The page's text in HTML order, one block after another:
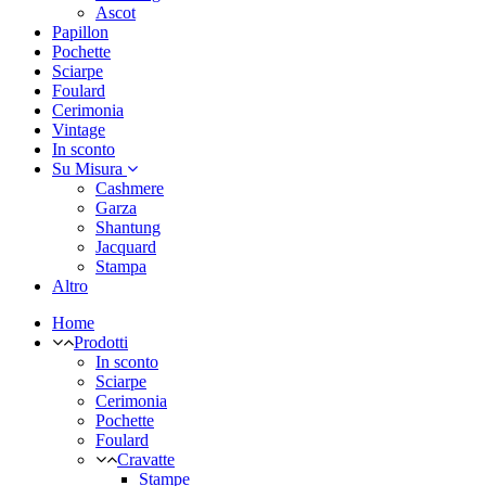
Ascot
Papillon
Pochette
Sciarpe
Foulard
Cerimonia
Vintage
In sconto
Su Misura
Cashmere
Garza
Shantung
Jacquard
Stampa
Altro
Home
Prodotti
In sconto
Sciarpe
Cerimonia
Pochette
Foulard
Cravatte
Stampe